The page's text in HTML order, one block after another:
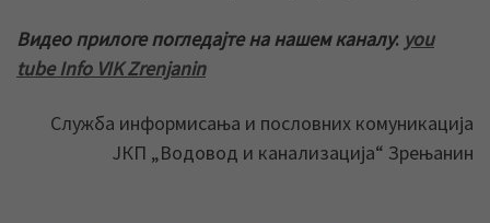
Видео прилоге погледајте на нашем каналу: you
tube Info VIK Zrenjanin
Служба информисања и пословних комуникација
ЈКП „Водовод и канализација“ Зрењанин